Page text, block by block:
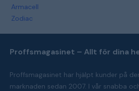
Armacell
Zodiac
Proffsmagasinet – Allt för dina
Proffsmagasinet har hjälpt kunder på
marknaden sedan 2007. I vår snabba